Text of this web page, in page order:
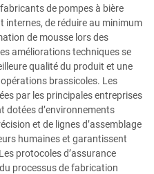
de pompes à bière
internes, de réduire au minimum
de mousse lors des
améliorations techniques se
qualité du produit et une
brassicoles. Les
par les principales entreprises
dotées d’environnements
et de lignes d’assemblage
humaines et garantissent
protocoles d’assurance
processus de fabrication